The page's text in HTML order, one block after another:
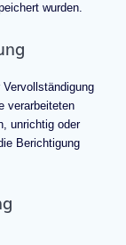
wurden.
verarbeiteten
unrichtig oder
Berichtigung